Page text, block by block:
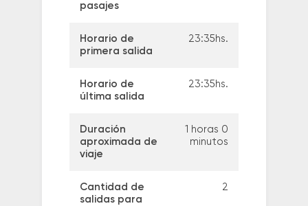
pasajes
Horario de
primera salida
23:35hs.
Horario de
última salida
23:35hs.
Duración
aproximada de
viaje
1 horas 0
minutos
Cantidad de
salidas para
2